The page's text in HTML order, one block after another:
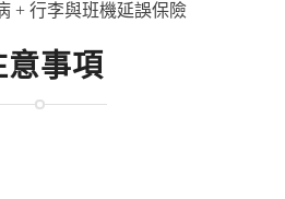
+ 行李與班機延誤保險
意事項